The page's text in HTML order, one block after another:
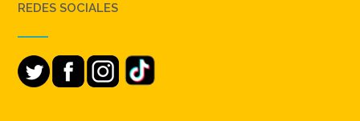
REDES SOCIALES